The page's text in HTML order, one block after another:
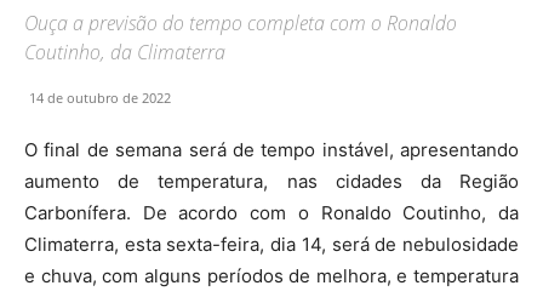
Ouça a previsão do tempo completa com o Ronaldo
Coutinho, da Climaterra
14 de outubro de 2022
O final de semana será de tempo instável, apresentando
aumento de temperatura, nas cidades da Região
Carbonífera. De acordo com o Ronaldo Coutinho, da
Climaterra, esta sexta-feira, dia 14, será de nebulosidade
e chuva, com alguns períodos de melhora, e temperatura